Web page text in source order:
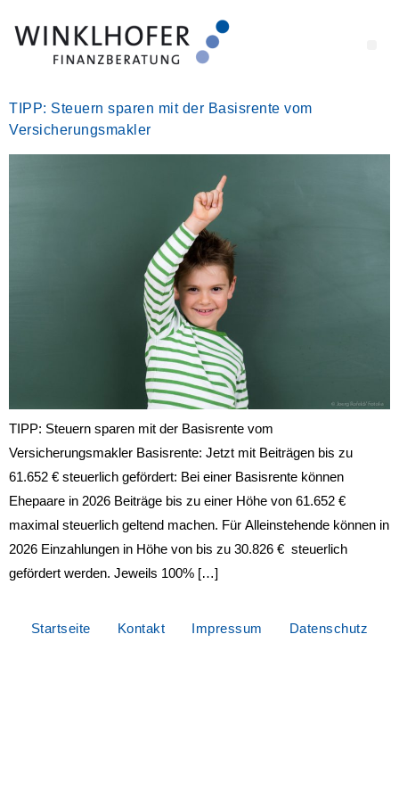
TIPP: Steuern sparen mit der Basisrente vom
Versicherungsmakler
TIPP: Steuern sparen mit der Basisrente vom
Versicherungsmakler Basisrente: Jetzt mit Beiträgen bis zu
61.652 € steuerlich gefördert: Bei einer Basisrente können
Ehepaare in 2026 Beiträge bis zu einer Höhe von 61.652 €
maximal steuerlich geltend machen. Für Alleinstehende können in
2026 Einzahlungen in Höhe von bis zu 30.826 € steuerlich
gefördert werden. Jeweils 100% […]
Startseite Kontakt Impressum Datenschutz